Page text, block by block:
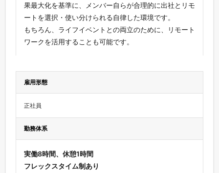
果最大化を基準に、メンバー自らが合理的に出社とリモ
ートを選択・使い分けられる自律した環境です。
もちろん、ライフイベントとの両立のために、リモート
ワークを活用することも可能です。
雇用形態
正社員
勤務体系
実働8時間、休憩1時間
フレックスタイム制あり